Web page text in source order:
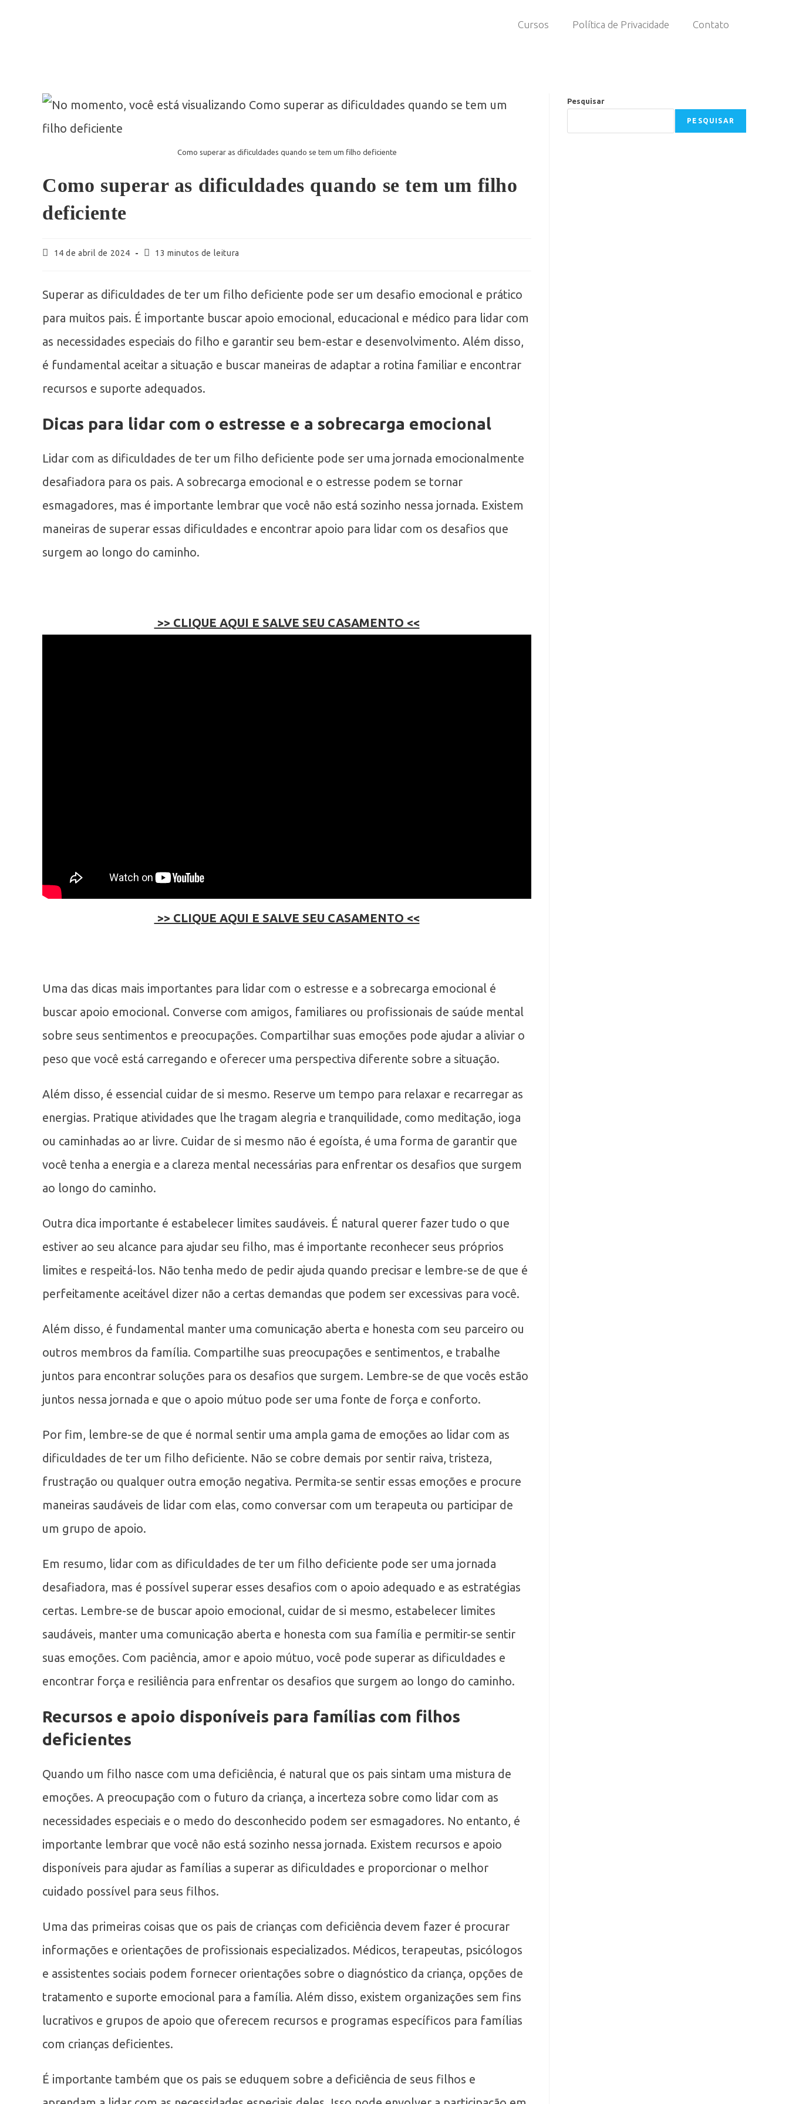
Cursos Política de Privacidade Contato
Como superar as dificuldades quando se tem um filho deficiente
Como superar as dificuldades quando se tem um filho
deficiente
14 de abril de 2024 13 minutos de leitura
Superar as dificuldades de ter um filho deficiente pode ser um desafio emocional e prático
para muitos pais. É importante buscar apoio emocional, educacional e médico para lidar com
as necessidades especiais do filho e garantir seu bem-estar e desenvolvimento. Além disso,
é fundamental aceitar a situação e buscar maneiras de adaptar a rotina familiar e encontrar
recursos e suporte adequados.
Dicas para lidar com o estresse e a sobrecarga emocional
Lidar com as dificuldades de ter um filho deficiente pode ser uma jornada emocionalmente
desafiadora para os pais. A sobrecarga emocional e o estresse podem se tornar
esmagadores, mas é importante lembrar que você não está sozinho nessa jornada. Existem
maneiras de superar essas dificuldades e encontrar apoio para lidar com os desafios que
surgem ao longo do caminho.
>> CLIQUE AQUI E SALVE SEU CASAMENTO <<
>> CLIQUE AQUI E SALVE SEU CASAMENTO <<
Uma das dicas mais importantes para lidar com o estresse e a sobrecarga emocional é
buscar apoio emocional. Converse com amigos, familiares ou profissionais de saúde mental
sobre seus sentimentos e preocupações. Compartilhar suas emoções pode ajudar a aliviar o
peso que você está carregando e oferecer uma perspectiva diferente sobre a situação.
Além disso, é essencial cuidar de si mesmo. Reserve um tempo para relaxar e recarregar as
energias. Pratique atividades que lhe tragam alegria e tranquilidade, como meditação, ioga
ou caminhadas ao ar livre. Cuidar de si mesmo não é egoísta, é uma forma de garantir que
você tenha a energia e a clareza mental necessárias para enfrentar os desafios que surgem
ao longo do caminho.
Outra dica importante é estabelecer limites saudáveis. É natural querer fazer tudo o que
estiver ao seu alcance para ajudar seu filho, mas é importante reconhecer seus próprios
limites e respeitá-los. Não tenha medo de pedir ajuda quando precisar e lembre-se de que é
perfeitamente aceitável dizer não a certas demandas que podem ser excessivas para você.
Além disso, é fundamental manter uma comunicação aberta e honesta com seu parceiro ou
outros membros da família. Compartilhe suas preocupações e sentimentos, e trabalhe
juntos para encontrar soluções para os desafios que surgem. Lembre-se de que vocês estão
juntos nessa jornada e que o apoio mútuo pode ser uma fonte de força e conforto.
Por fim, lembre-se de que é normal sentir uma ampla gama de emoções ao lidar com as
dificuldades de ter um filho deficiente. Não se cobre demais por sentir raiva, tristeza,
frustração ou qualquer outra emoção negativa. Permita-se sentir essas emoções e procure
maneiras saudáveis de lidar com elas, como conversar com um terapeuta ou participar de
um grupo de apoio.
Em resumo, lidar com as dificuldades de ter um filho deficiente pode ser uma jornada
desafiadora, mas é possível superar esses desafios com o apoio adequado e as estratégias
certas. Lembre-se de buscar apoio emocional, cuidar de si mesmo, estabelecer limites
saudáveis, manter uma comunicação aberta e honesta com sua família e permitir-se sentir
suas emoções. Com paciência, amor e apoio mútuo, você pode superar as dificuldades e
encontrar força e resiliência para enfrentar os desafios que surgem ao longo do caminho.
Recursos e apoio disponíveis para famílias com filhos
deficientes
Quando um filho nasce com uma deficiência, é natural que os pais sintam uma mistura de
emoções. A preocupação com o futuro da criança, a incerteza sobre como lidar com as
necessidades especiais e o medo do desconhecido podem ser esmagadores. No entanto, é
importante lembrar que você não está sozinho nessa jornada. Existem recursos e apoio
disponíveis para ajudar as famílias a superar as dificuldades e proporcionar o melhor
cuidado possível para seus filhos.
Uma das primeiras coisas que os pais de crianças com deficiência devem fazer é procurar
informações e orientações de profissionais especializados. Médicos, terapeutas, psicólogos
e assistentes sociais podem fornecer orientações sobre o diagnóstico da criança, opções de
tratamento e suporte emocional para a família. Além disso, existem organizações sem fins
lucrativos e grupos de apoio que oferecem recursos e programas específicos para famílias
com crianças deficientes.
É importante também que os pais se eduquem sobre a deficiência de seus filhos e
Pesquisar
PESQUISAR